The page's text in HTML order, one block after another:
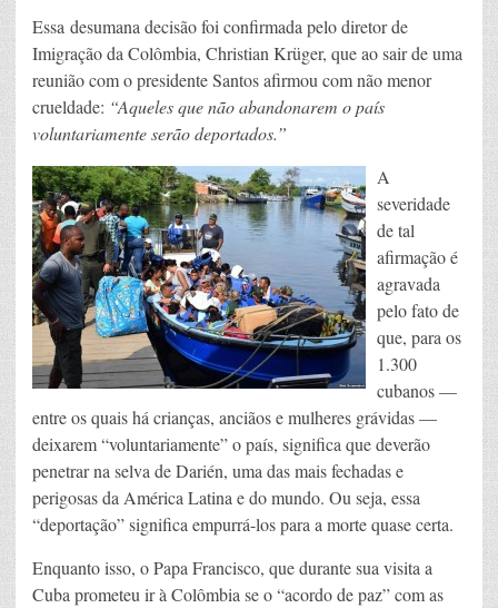
Essa desumana decisão foi confirmada pelo diretor de
Imigração da Colômbia, Christian Krüger, que ao sair de uma
reunião com o presidente Santos afirmou com não menor
crueldade: “Aqueles que não abandonarem o país
voluntariamente serão deportados.”
A
severidade
de tal
afirmação é
agravada
pelo fato de
que, para os
1.300
cubanos —
entre os quais há crianças, anciãos e mulheres grávidas —
deixarem “voluntariamente” o país, significa que deverão
penetrar na selva de Darién, uma das mais fechadas e
perigosas da América Latina e do mundo. Ou seja, essa
“deportação” significa empurrá-los para a morte quase certa.
Enquanto isso, o Papa Francisco, que durante sua visita a
Cuba prometeu ir à Colômbia se o “acordo de paz” com as